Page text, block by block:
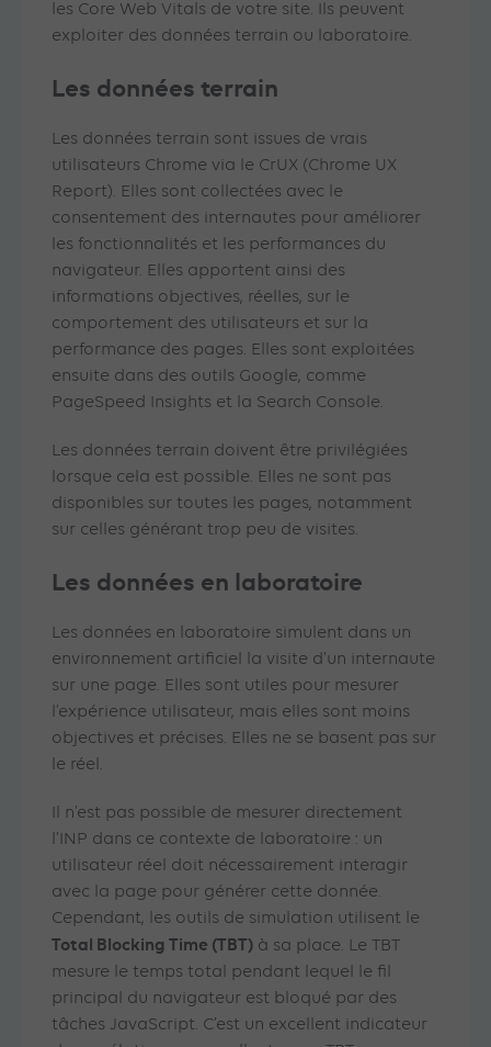
les Core Web Vitals de votre site. Ils peuvent
exploiter des données terrain ou laboratoire.
Les données terrain
Les données terrain sont issues de vrais
utilisateurs Chrome via le CrUX (Chrome UX
Report). Elles sont collectées avec le
consentement des internautes pour améliorer
les fonctionnalités et les performances du
navigateur. Elles apportent ainsi des
informations objectives, réelles, sur le
comportement des utilisateurs et sur la
performance des pages. Elles sont exploitées
ensuite dans des outils Google, comme
PageSpeed Insights et la Search Console.
Les données terrain doivent être privilégiées
lorsque cela est possible. Elles ne sont pas
disponibles sur toutes les pages, notamment
sur celles générant trop peu de visites.
Les données en laboratoire
Les données en laboratoire simulent dans un
environnement artificiel la visite d’un internaute
sur une page. Elles sont utiles pour mesurer
l’expérience utilisateur, mais elles sont moins
objectives et précises. Elles ne se basent pas sur
le réel.
Il n’est pas possible de mesurer directement
l’INP dans ce contexte de laboratoire : un
utilisateur réel doit nécessairement interagir
avec la page pour générer cette donnée.
Cependant, les outils de simulation utilisent le
Total Blocking Time (TBT) à sa place. Le TBT
mesure le temps total pendant lequel le fil
principal du navigateur est bloqué par des
tâches JavaScript. C’est un excellent indicateur